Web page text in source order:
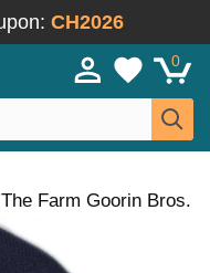
CH2026
0
Farm Goorin Bros.